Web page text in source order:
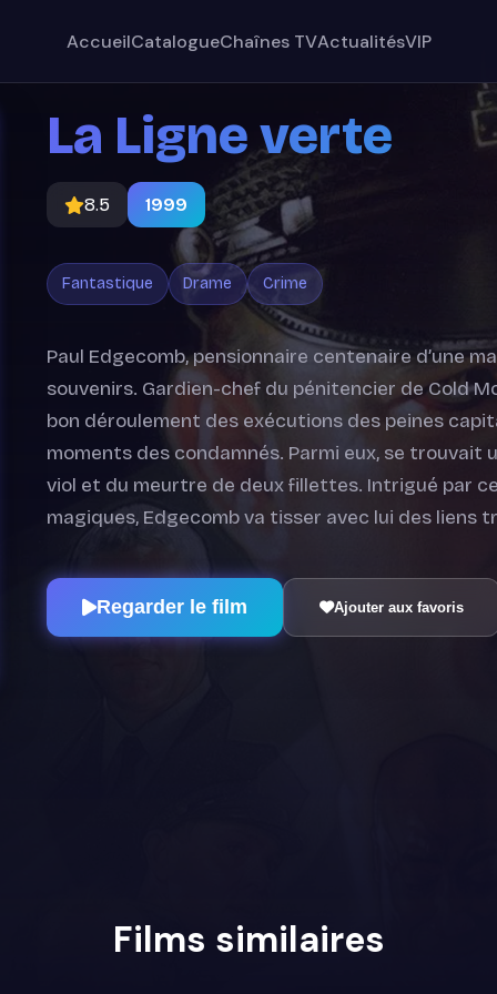
AccueilCatalogueChaînes TVActualitésVIP
La Ligne verte
8.5 1999
Fantastique Drame Crime
Paul Edgecomb, pensionnaire centenaire d’une
souvenirs. Gardien-chef du pénitencier de Cold
bon déroulement des exécutions des peines
moments des condamnés. Parmi eux, se trouvait
viol et du meurtre de deux fillettes. Intrigué par
magiques, Edgecomb va tisser avec lui des liens
Regarder le film Ajouter aux favoris
Films similaires